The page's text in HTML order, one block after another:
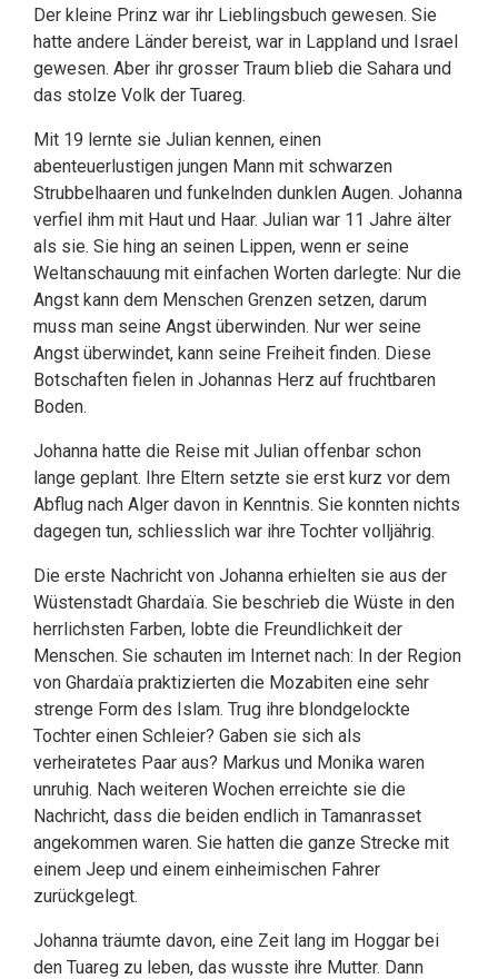
Der kleine Prinz war ihr Lieblingsbuch gewesen. Sie
hatte andere Länder bereist, war in Lappland und Israel
gewesen. Aber ihr grosser Traum blieb die Sahara und
das stolze Volk der Tuareg.
Mit 19 lernte sie Julian kennen, einen
abenteuerlustigen jungen Mann mit schwarzen
Strubbelhaaren und funkelnden dunklen Augen. Johanna
verfiel ihm mit Haut und Haar. Julian war 11 Jahre älter
als sie. Sie hing an seinen Lippen, wenn er seine
Weltanschauung mit einfachen Worten darlegte: Nur die
Angst kann dem Menschen Grenzen setzen, darum
muss man seine Angst überwinden. Nur wer seine
Angst überwindet, kann seine Freiheit finden. Diese
Botschaften fielen in Johannas Herz auf fruchtbaren
Boden.
Johanna hatte die Reise mit Julian offenbar schon
lange geplant. Ihre Eltern setzte sie erst kurz vor dem
Abflug nach Alger davon in Kenntnis. Sie konnten nichts
dagegen tun, schliesslich war ihre Tochter volljährig.
Die erste Nachricht von Johanna erhielten sie aus der
Wüstenstadt Ghardaïa. Sie beschrieb die Wüste in den
herrlichsten Farben, lobte die Freundlichkeit der
Menschen. Sie schauten im Internet nach: In der Region
von Ghardaïa praktizierten die Mozabiten eine sehr
strenge Form des Islam. Trug ihre blondgelockte
Tochter einen Schleier? Gaben sie sich als
verheiratetes Paar aus? Markus und Monika waren
unruhig. Nach weiteren Wochen erreichte sie die
Nachricht, dass die beiden endlich in Tamanrasset
angekommen waren. Sie hatten die ganze Strecke mit
einem Jeep und einem einheimischen Fahrer
zurückgelegt.
Johanna träumte davon, eine Zeit lang im Hoggar bei
den Tuareg zu leben, das wusste ihre Mutter. Dann